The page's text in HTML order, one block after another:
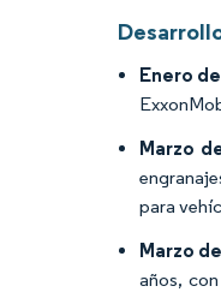
Enero
Marzo
para
Marzo
años,